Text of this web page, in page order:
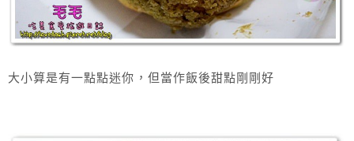
大小算是有一點點迷你，但當作飯後甜點剛剛好